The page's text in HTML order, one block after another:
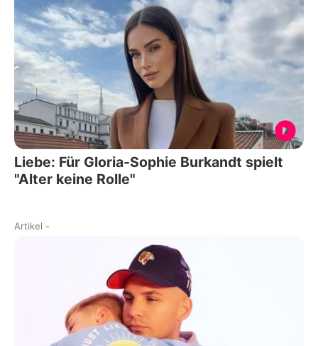
Liebe: Für Gloria-Sophie Burkandt spielt
"Alter keine Rolle"
Artikel -